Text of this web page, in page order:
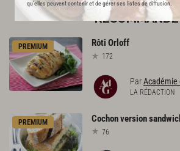
qu’elles peuvent contenir et de gérer ses listes de diffusion.
L'ACADÉMIE DU GOÛT
RECOMMANDE
PREMIUM Rôti Orloff
172
ParAcadémie
LA RÉDACTION
PREMIUM Cochonversion
76